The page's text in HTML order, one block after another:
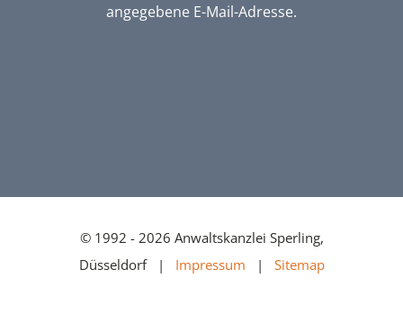
angegebene E-Mail-Adresse.
© 1992 - 2026 Anwaltskanzlei Sperling,
Düsseldorf | Impressum | Sitemap